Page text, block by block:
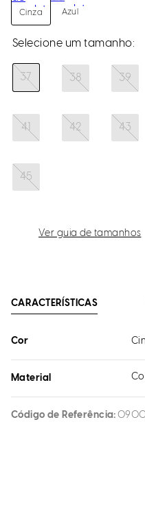
Cinza Azul
37 38 39
41 42 43
45
Ver guia de tamanhos
CARACTERÍSTICAS
Cor
Material
Código de Referência